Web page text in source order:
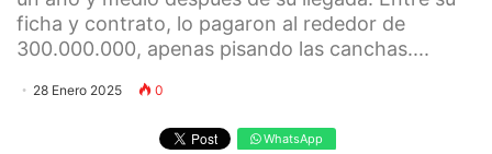
ficha y contrato, lo pagaron al rededor de
300.000.000, apenas pisando las canchas....
28 Enero 2025 0
WhatsApp